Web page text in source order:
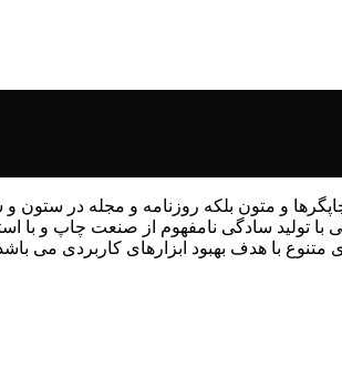
و متون بلکه روزنامه و مجله در
با تولید سادگی نامفهوم از صنعت چاپ و با
با هدف بهبود ابزارهای کاربردی می